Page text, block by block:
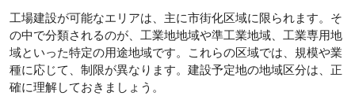
工場建設が可能なエリアは、主に市街化区域に限られます。そ
の中で分類されるのが、工業地地域や準工業地域、工業専用地
域といった特定の用途地域です。これらの区域では、規模や業
種に応じて、制限が異なります。建設予定地の地域区分は、正
確に理解しておきましょう。